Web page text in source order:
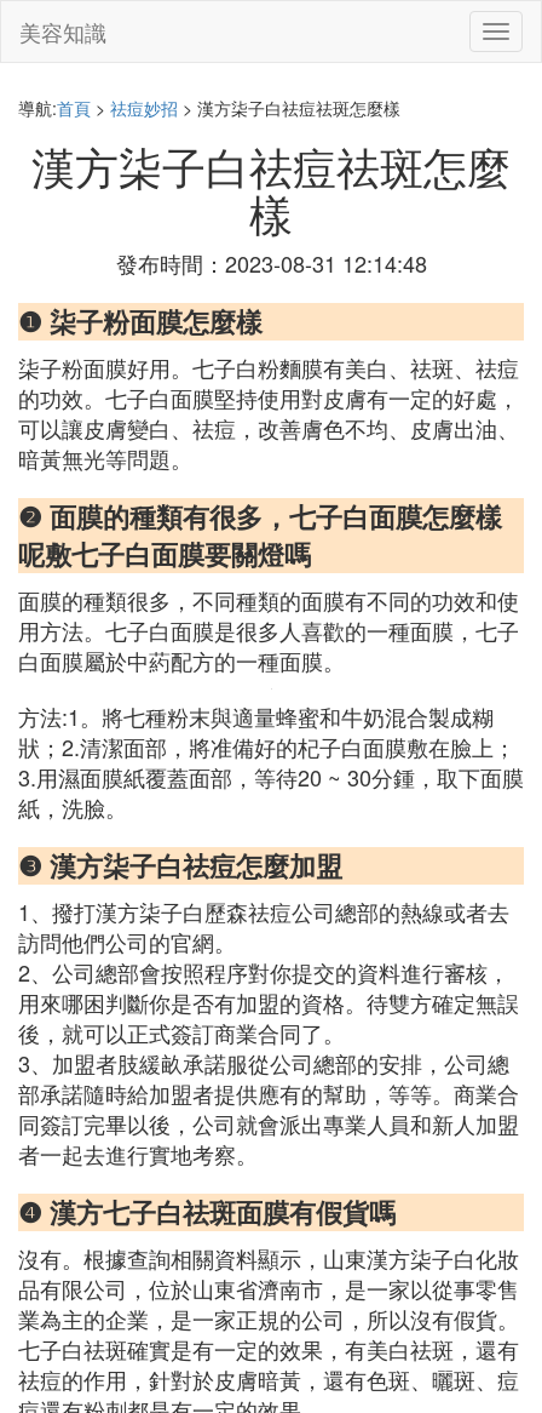
切
換
美容知識
導航:首頁 > 祛痘妙招 > 漢方柒子白祛痘祛斑怎麼樣
漢方柒子白祛痘祛斑怎麼
樣
發布時間：2023-08-31 12:14:48
❶ 柒子粉面膜怎麼樣
柒子粉面膜好用。七子白粉麵膜有美白、祛斑、祛痘
的功效。七子白面膜堅持使用對皮膚有一定的好處，
可以讓皮膚變白、祛痘，改善膚色不均、皮膚出油、
暗黃無光等問題。
❷ 面膜的種類有很多，七子白面膜怎麼樣
呢敷七子白面膜要關燈嗎
面膜的種類很多，不同種類的面膜有不同的功效和使
用方法。七子白面膜是很多人喜歡的一種面膜，七子
白面膜屬於中葯配方的一種面膜。
方法:1。將七種粉末與適量蜂蜜和牛奶混合製成糊
狀；2.清潔面部，將准備好的杞子白面膜敷在臉上；
3.用濕面膜紙覆蓋面部，等待20 ~ 30分鍾，取下面膜
紙，洗臉。
❸ 漢方柒子白祛痘怎麼加盟
1、撥打漢方柒子白歷森祛痘公司總部的熱線或者去
訪問他們公司的官網。
2、公司總部會按照程序對你提交的資料進行審核，
用來哪困判斷你是否有加盟的資格。待雙方確定無誤
後，就可以正式簽訂商業合同了。
3、加盟者肢緩畝承諾服從公司總部的安排，公司總
部承諾隨時給加盟者提供應有的幫助，等等。商業合
同簽訂完畢以後，公司就會派出專業人員和新人加盟
者一起去進行實地考察。
❹ 漢方七子白祛斑面膜有假貨嗎
沒有。根據查詢相關資料顯示，山東漢方柒子白化妝
品有限公司，位於山東省濟南市，是一家以從事零售
業為主的企業，是一家正規的公司，所以沒有假貨。
七子白祛斑確實是有一定的效果，有美白祛斑，還有
祛痘的作用，針對於皮膚暗黃，還有色斑、曬斑、痘